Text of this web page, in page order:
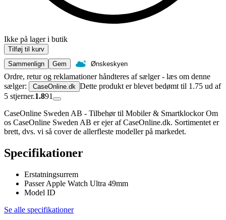
Ikke på lager i butik
Tilføj til kurv
Sammenlign
Gem Ønskeskyen
Ordre, retur og reklamationer håndteres af sælger - læs om denne
sælger:
CaseOnline.dk Dette produkt er blevet bedømt til 1.75 ud af
5 stjerner.1.891
CaseOnline Sweden AB - Tilbehør til Mobiler & Smartklockor Om
os CaseOnline Sweden AB er ejer af CaseOnline.dk. Sortimentet er
brett, dvs. vi så cover de allerfleste modeller på markedet.
Specifikationer
Erstatningsurrem
Passer Apple Watch Ultra 49mm
Model ID
Se alle specifikationer